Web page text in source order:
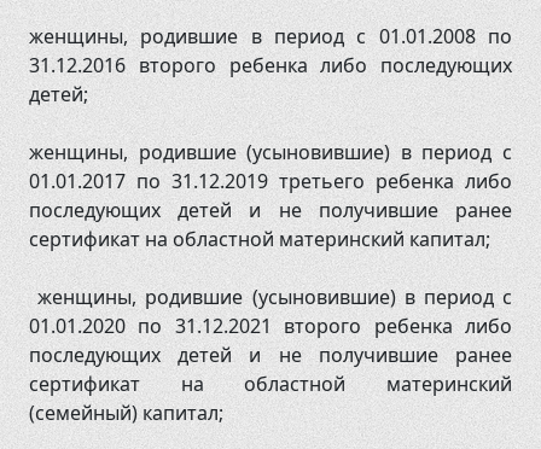
женщины, родившие в период с 01.01.2008 по
31.12.2016 второго ребенка либо последующих
детей;
женщины, родившие (усыновившие) в период с
01.01.2017 по 31.12.2019 третьего ребенка либо
последующих детей и не получившие ранее
сертификат на областной материнский капитал;
женщины, родившие (усыновившие) в период с
01.01.2020 по 31.12.2021 второго ребенка либо
последующих детей и не получившие ранее
сертификат на областной материнский
(семейный) капитал;